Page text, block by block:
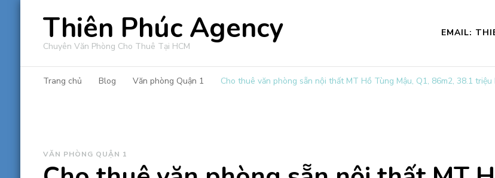
Thiên Phúc Agency
Chuyên Văn Phòng Cho Thuê Tại HCM
EMAIL:
Trang chủ Blog Văn phòng Quận 1 Cho thuê văn phòng sẵn nội thất MT Hồ Tùng Mậu, Q1, 86m2, 38.1
VĂN PHÒNG QUẬN 1